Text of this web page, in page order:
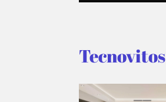
Tecnovitos